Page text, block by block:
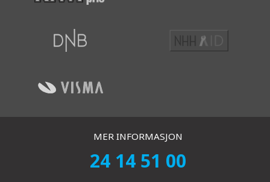
MER INFORMASJON
24 14 51 00